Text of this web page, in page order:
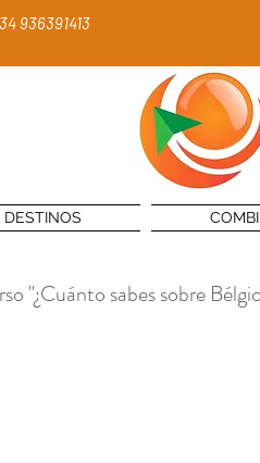
936391413
DESTINOS
"¿Cuánto sabes sobre